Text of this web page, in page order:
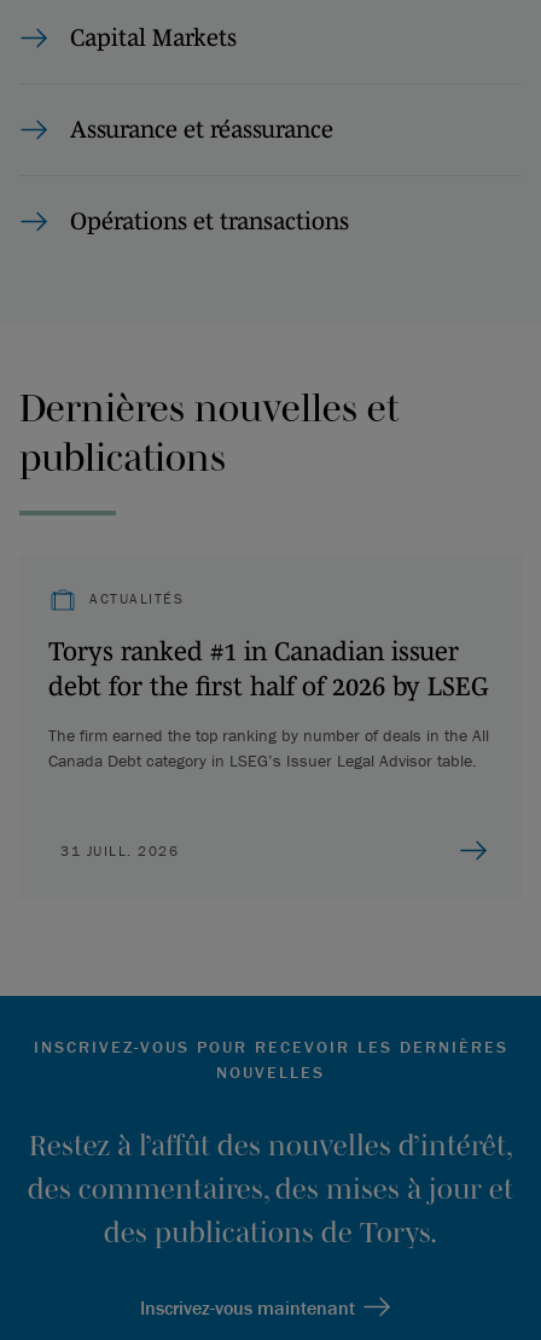
Capital Markets
Assurance et réassurance
Opérations et transactions
Dernières nouvelles et
publications
ACTUALITÉS
Torys ranked #1 in Canadian issuer
debt for the first half of 2026 by LSEG
The firm earned the top ranking by number of deals in the All
Canada Debt category in LSEG’s Issuer Legal Advisor table.
31 JUILL. 2026
INSCRIVEZ-VOUS POUR RECEVOIR LES DERNIÈRES
NOUVELLES
Restez à l’affût des nouvelles d’intérêt,
des commentaires, des mises à jour et
des publications de Torys.
Inscrivez-vous maintenant